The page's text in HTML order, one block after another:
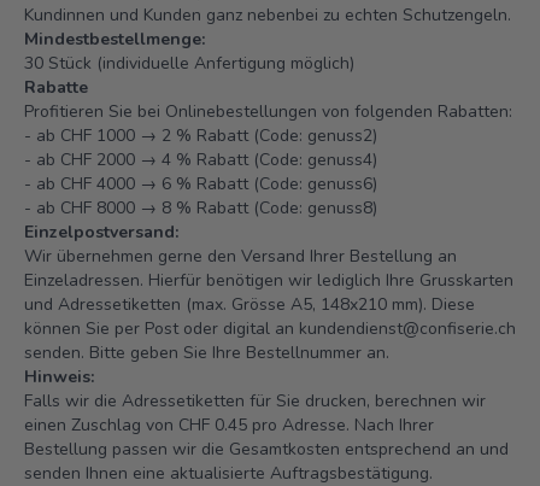
Kundinnen und Kunden ganz nebenbei zu echten Schutzengeln.
Mindestbestellmenge:
30 Stück (individuelle Anfertigung möglich)
Rabatte
Profitieren Sie bei Onlinebestellungen von folgenden Rabatten:
- ab CHF 1000 → 2 % Rabatt (Code: genuss2)
- ab CHF 2000 → 4 % Rabatt (Code: genuss4)
- ab CHF 4000 → 6 % Rabatt (Code: genuss6)
- ab CHF 8000 → 8 % Rabatt (Code: genuss8)
Einzelpostversand:
Wir übernehmen gerne den Versand Ihrer Bestellung an
Einzeladressen. Hierfür benötigen wir lediglich Ihre Grusskarten
und Adressetiketten (max. Grösse A5, 148x210 mm). Diese
können Sie per Post oder digital an kundendienst@confiserie.ch
senden. Bitte geben Sie Ihre Bestellnummer an.
Hinweis:
Falls wir die Adressetiketten für Sie drucken, berechnen wir
einen Zuschlag von CHF 0.45 pro Adresse. Nach Ihrer
Bestellung passen wir die Gesamtkosten entsprechend an und
senden Ihnen eine aktualisierte Auftragsbestätigung.